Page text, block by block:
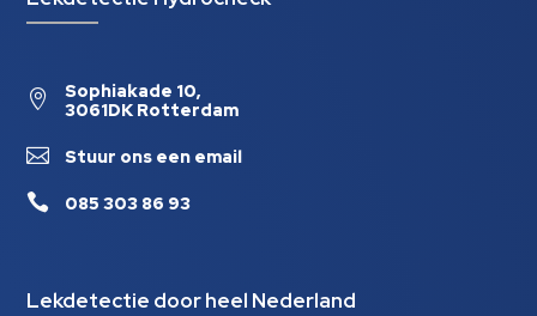

Sophiakade 10,
3061DK Rotterdam
 Stuur ons een email
 085 303 86 93
Lekdetectie door heel Nederland